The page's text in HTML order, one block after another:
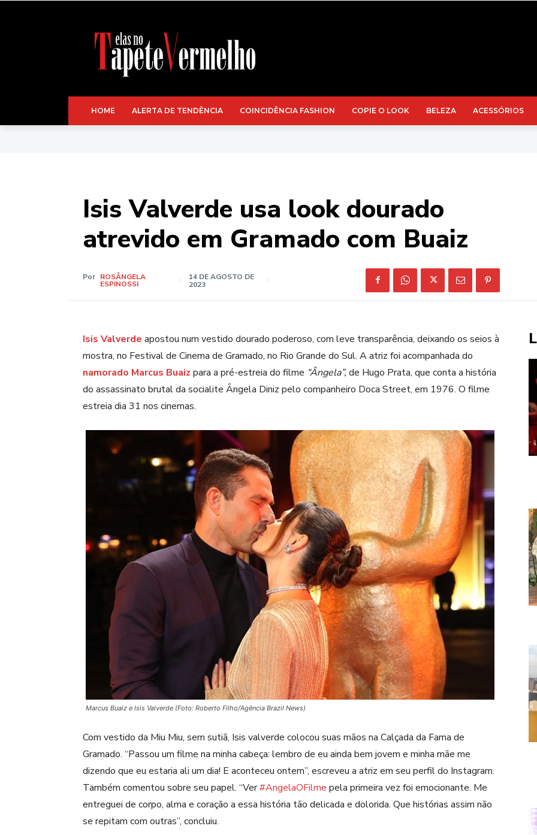
HOME ALERTA DE TENDÊNCIA COINCIDÊNCIA FASHION COPIE O LOOK BELEZA ACESSÓRIOS
Isis Valverde usa look dourado
atrevido em Gramado com Buaiz
Por ROSÂNGELA
ESPINOSSI
14 DE AGOSTO DE
2023
Isis Valverde apostou num vestido dourado poderoso, com leve transparência, deixando os seios à
mostra, no Festival de Cinema de Gramado, no Rio Grande do Sul. A atriz foi acompanhada do
namorado Marcus Buaiz para a pré-estreia do filme “Ângela”, de Hugo Prata, que conta a história
do assassinato brutal da socialite Ângela Diniz pelo companheiro Doca Street, em 1976. O filme
estreia dia 31 nos cinemas.
Marcus Buaiz e Isis Valverde (Foto: Roberto Filho/Agência Brazil News)
Com vestido da Miu Miu, sem sutiã, Isis valverde colocou suas mãos na Calçada da Fama de
Gramado. “Passou um filme na minha cabeça: lembro de eu ainda bem jovem e minha mãe me
dizendo que eu estaria ali um dia! E aconteceu ontem”, escreveu a atriz em seu perfil do Instagram.
Também comentou sobre seu papel. “Ver#AngelaOFilme pela primeira vez foi emocionante. Me
entreguei de corpo, alma e coração a essa história tão delicada e dolorida. Que histórias assim não
se repitam com outras”, concluiu.